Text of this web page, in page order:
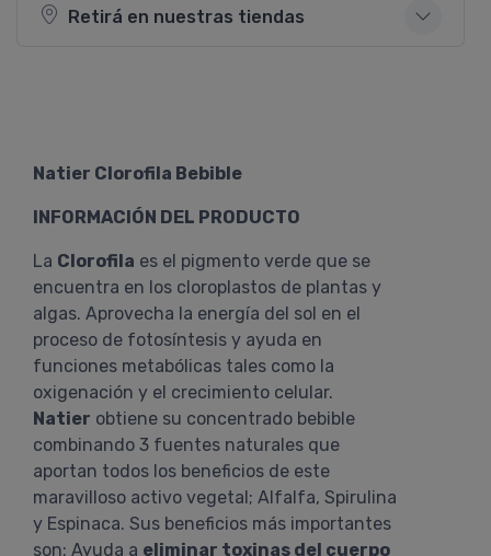
Retirá en nuestras tiendas
Natier Clorofila Bebible
INFORMACIÓN DEL PRODUCTO
La Clorofila es el pigmento verde que se
encuentra en los cloroplastos de plantas y
algas. Aprovecha la energía del sol en el
proceso de fotosíntesis y ayuda en
funciones metabólicas tales como la
oxigenación y el crecimiento celular.
Natier obtiene su concentrado bebible
combinando 3 fuentes naturales que
aportan todos los beneficios de este
maravilloso activo vegetal; Alfalfa, Spirulina
y Espinaca. Sus beneficios más importantes
son: Ayuda a eliminar toxinas del cuerpo